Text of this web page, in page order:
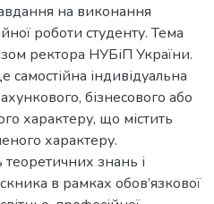
на виконання
роботи студенту. Тема
ректора НУБіП України.
самостійна індивідуальна
бізнесового або
характеру, що містить
характеру.
знань і
в рамках обов’язкової